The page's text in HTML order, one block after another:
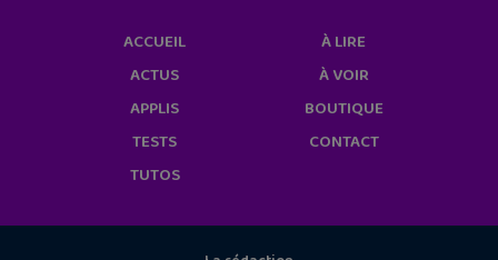
ACCUEIL
ACTUS
APPLIS
TESTS
TUTOS
À LIRE
À VOIR
BOUTIQUE
CONTACT